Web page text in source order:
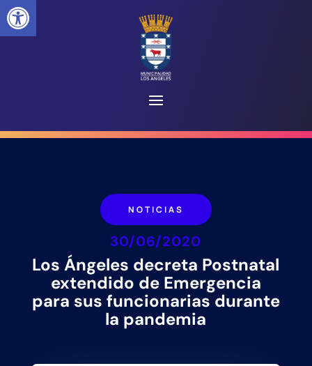
NOTICIAS
30/06/2020
Los Ángeles decreta Postnatal
extendido de Emergencia
para sus funcionarias durante
la pandemia